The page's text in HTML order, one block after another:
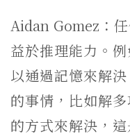
Aidan Gomez：
益於推理能力。
以通過記憶來解
的事情，比如解
的方式來解決，